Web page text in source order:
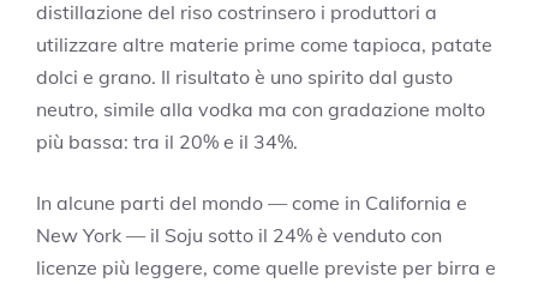
distillazione del riso costrinsero i produttori a
utilizzare altre materie prime come tapioca, patate
dolci e grano. Il risultato è uno spirito dal gusto
neutro, simile alla vodka ma con gradazione molto
più bassa: tra il 20% e il 34%.
In alcune parti del mondo — come in California e
New York — il Soju sotto il 24% è venduto con
licenze più leggere, come quelle previste per birra e